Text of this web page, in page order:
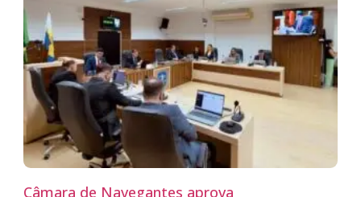
Câmara de Navegantes aprova